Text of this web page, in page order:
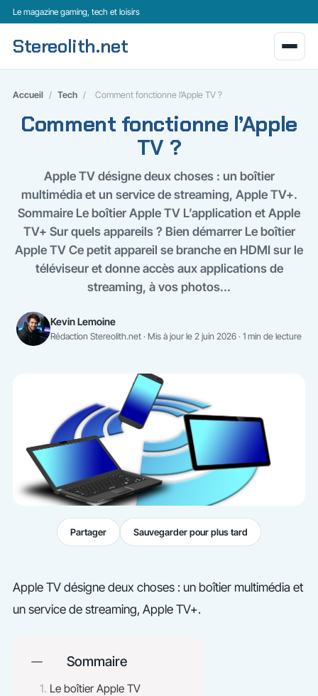
Le magazine gaming, tech et loisirs
Stereolith.net
Accueil / Tech / Comment fonctionne l’Apple TV ?
Comment fonctionne l’Apple
TV ?
Apple TV désigne deux choses : un boîtier
multimédia et un service de streaming, Apple TV+.
Sommaire Le boîtier Apple TV L’application et Apple
TV+ Sur quels appareils ? Bien démarrer Le boîtier
Apple TV Ce petit appareil se branche en HDMI sur le
téléviseur et donne accès aux applications de
streaming, à vos photos...
Kevin Lemoine
Rédaction Stereolith.net · Mis à jour le 2 juin 2026 · 1 min de lecture
Partager Sauvegarder pour plus tard
Apple TV désigne deux choses : un boîtier multimédia et
un service de streaming, Apple TV+.
Sommaire
Le boîtier Apple TV